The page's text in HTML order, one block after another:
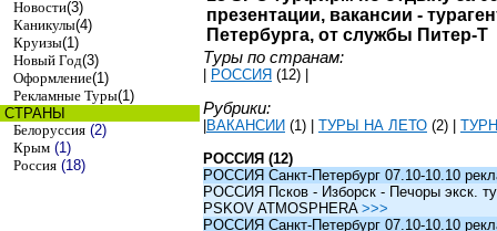
Новости(3)
Каникулы(4)
Круизы(1)
Новый Год(3)
Оформление(1)
Рекламные Туры(1)
СТРАНЫ
Белоруссия (2)
Крым (1)
Россия (18)
презентации, вакансии -
Петербурга, от службы Питер-Т
Туры по странам:
РОССИЯ (12)
Рубрики:
ВАКАНСИИ (1) ТУРЫ НА ЛЕТО (2)
РОССИЯ (12)
РОССИЯ Санкт-Петербург 07.10-10.10
РОССИЯ Псков - Изборск - Печоры экск.
PSKOV ATMOSPHERA >>>
РОССИЯ Санкт-Петербург 07.10-10.10